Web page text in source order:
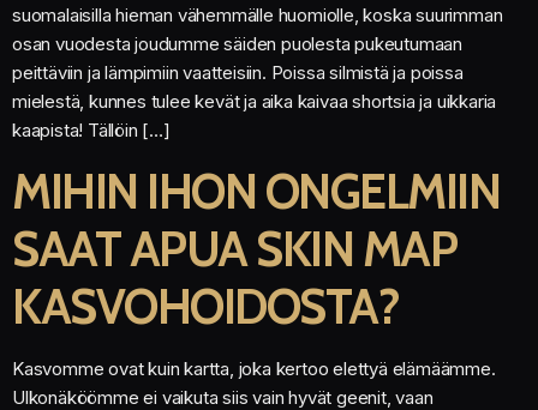
suomalaisilla hieman vähemmälle huomiolle, koska suurimman
osan vuodesta joudumme säiden puolesta pukeutumaan
peittäviin ja lämpimiin vaatteisiin. Poissa silmistä ja poissa
mielestä, kunnes tulee kevät ja aika kaivaa shortsia ja uikkaria
kaapista! Tällöin […]
MIHIN IHON ONGELMIIN
SAAT APUA SKIN MAP
KASVOHOIDOSTA?
Kasvomme ovat kuin kartta, joka kertoo elettyä elämäämme.
Ulkonäköömme ei vaikuta siis vain hyvät geenit, vaan